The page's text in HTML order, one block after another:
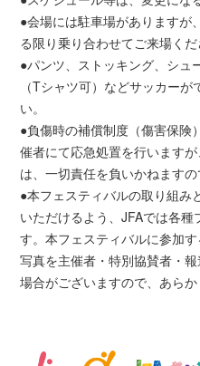
●会場には駐車場がありますが
る限り乗り合わせてご来場くだ
●パンツ、ストッキング、シュ
（Tシャツ可）などサッカー
い。
●負傷時の補償制度（傷害保険
催者にて応急処置を行います
は、一切責任を負いかねますの
●本フェスティバルの取り組み
いただけるよう、JFAでは各
す。本フェスティバルに参加
写真を主催者・特別協賛者・
場合がございますので、あらか